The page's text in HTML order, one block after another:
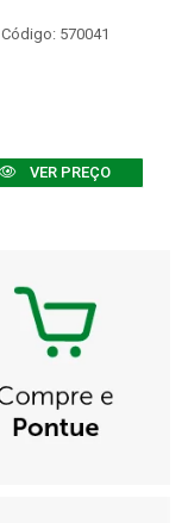
Código: 570041
VER PREÇO